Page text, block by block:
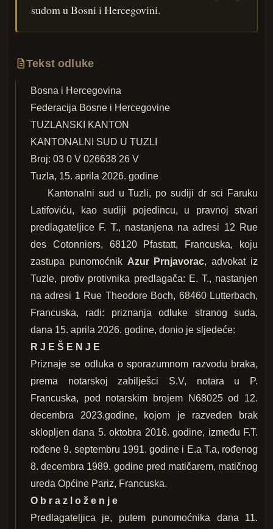
sudom u Bosni i Hercegovini.
Tekst odluke
Bosna i Hercegovina
Federacija Bosne i Hercegovine
TUZLANSKI KANTON
KANTONALNI SUD U TUZLI
Broj: 03 0 V 026638 26 V
Tuzla, 15. aprila 2026. godine
Kantonalni sud u Tuzli, po sudiji dr sci Faruku
Latifoviću, kao sudiji pojedincu, u pravnoj stvari
predlagateljice F. T., nastanjena na adresi 12 Rue
des Cotonniers, 68120 Pfastatt, Francuska, koju
zastupa punomoćnik Azur Prnjavorac, advokat iz
Tuzle, protiv protivnika predlagača: E. T., nastanjen
na adresi 1 Rue Theodore Boch, 68460 Lutterbach,
Francuska, radi: priznanja odluke stranog suda,
dana 15. aprila 2026. godine, donio je sljedeće:
R J E Š E N J E
Priznaje se odluka o sporazumnom razvodu braka,
prema notarskoj zabilješci S.V, notara u P.
Francuska, pod notarskim brojem N68025 od 12.
decembra 2023.godine, kojom je razveden brak
sklopljen dana 5. oktobra 2016. godine, između F.T.
rođene 9. septembru 1991. godine i E.a T.a, rođenog
8. decembra 1989. godine pred matičarem, matičnog
ureda Općine Pariz, Francuska.
O b r a z l o ž e n j e
Predlagateljica je, putem punomoćnika dana 11.